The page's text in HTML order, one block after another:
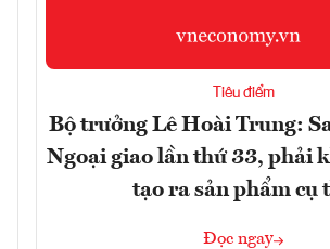
Tiêu điểm
Bộ trưởng Lê Hoài Trung:
Ngoại giao lần thứ 33, phải
tạo ra sản phẩm cụ
Đọc ngay